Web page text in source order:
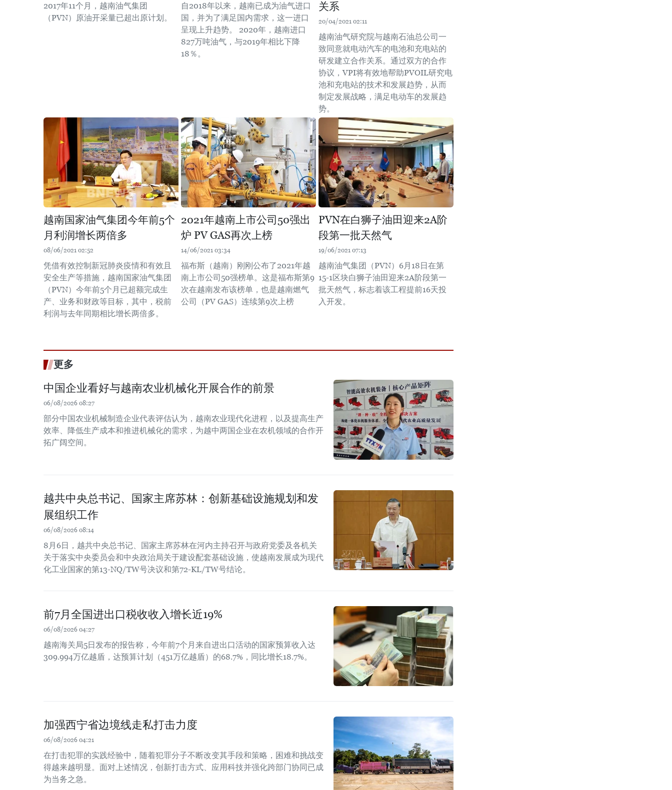
2017年11个月，越南油气集团
（PVN）原油开采量已超出原计划。
自2018年以来，越南已成为油气进口
国，并为了满足国内需求，这一进口
呈现上升趋势。 2020年，越南进口
827万吨油气，与2019年相比下降
18％。
关系
20/04/2021 02:11
越南油气研究院与越南石油总公司一
致同意就电动汽车的电池和充电站的
研发建立合作关系。通过双方的合作
协议，VPI将有效地帮助PVOIL研究电
池和充电站的技术和发展趋势，从而
制定发展战略，满足电动车的发展趋
势。
越南国家油气集团今年前5个
月利润增长两倍多
08/06/2021 02:52
凭借有效控制新冠肺炎疫情和有效且
安全生产等措施，越南国家油气集团
（PVN）今年前5个月已超额完成生
产、业务和财政等目标，其中，税前
利润与去年同期相比增长两倍多。
2021年越南上市公司50强出
炉 PV GAS再次上榜
14/06/2021 03:34
福布斯（越南）刚刚公布了2021年越
南上市公司50强榜单。这是福布斯第9
次在越南发布该榜单，也是越南燃气
公司（PV GAS）连续第9次上榜
PVN在白狮子油田迎来2A阶
段第一批天然气
19/06/2021 07:13
越南油气集团（PVN）6月18日在第
15-1区块白狮子油田迎来2A阶段第一
批天然气，标志着该工程提前16天投
入开发。
更多
中国企业看好与越南农业机械化开展合作的前景
06/08/2026 08:27
部分中国农业机械制造企业代表评估认为，越南农业现代化进程，以及提高生产
效率、降低生产成本和推进机械化的需求，为越中两国企业在农机领域的合作开
拓广阔空间。
越共中央总书记、国家主席苏林：创新基础设施规划和发
展组织工作
06/08/2026 08:14
8月6日，越共中央总书记、国家主席苏林在河内主持召开与政府党委及各机关
关于落实中央委员会和中央政治局关于建设配套基础设施，使越南发展成为现代
化工业国家的第13-NQ/TW号决议和第72-KL/TW号结论。
前7月全国进出口税收收入增长近19%
06/08/2026 04:27
越南海关局5日发布的报告称，今年前7个月来自进出口活动的国家预算收入达
309.994万亿越盾，达预算计划（451万亿越盾）的68.7%，同比增长18.7%。
加强西宁省边境线走私打击力度
06/08/2026 04:21
在打击犯罪的实践经验中，随着犯罪分子不断改变其手段和策略，困难和挑战变
得越来越明显。面对上述情况，创新打击方式、应用科技并强化跨部门协同已成
为当务之急。